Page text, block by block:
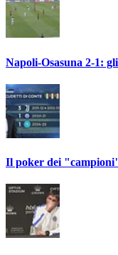
Napoli-Osasuna 2-1:
Il poker dei